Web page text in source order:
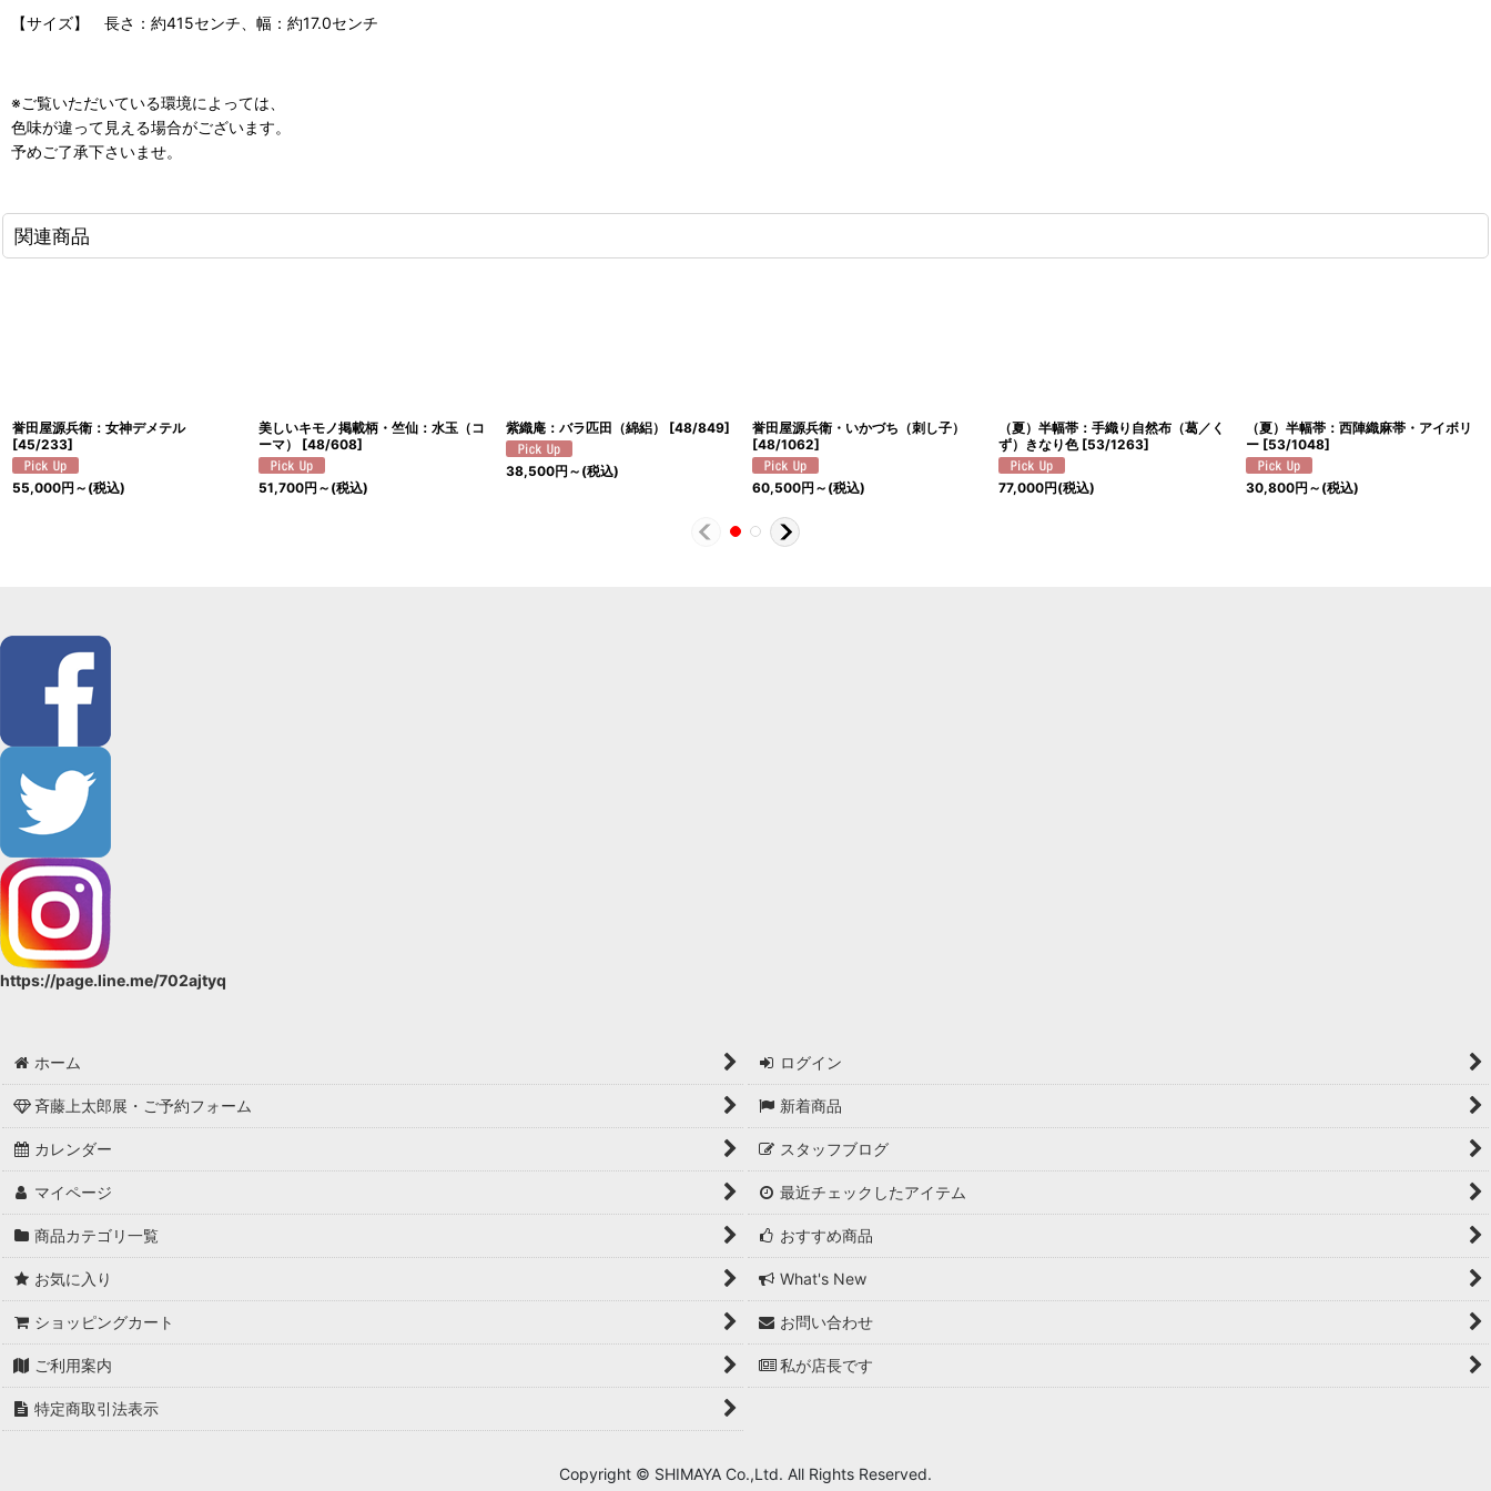
【サイズ】 長さ：約415センチ、幅：約17.0センチ
※ご覧いただいている環境によっては、
色味が違って見える場合がございます。
予めご了承下さいませ。
関連商品
誉田屋源兵衛：女神デメテル
[45/233]
55,000円 ～ (税込)
美しいキモノ掲載柄・竺仙：水玉（コ
ーマ）
[48/608]
51,700円 ～ (税込)
紫織庵：バラ匹田（綿絽） [48/849]
38,500円 ～ (税込)
誉田屋源兵衛・いかづち（刺し子）
[48/1062]
60,500円 ～ (税込)
（夏）半幅帯：手織り自然布（葛／く
ず）きなり色 [53/1263]
77,000円(税込)
（夏）半幅帯：西陣織麻帯・アイボリ
ー [53/1048]
30,800円 ～ (税込)
https://page.line.me/702ajtyq
ホーム ログイン
斉藤上太郎展・ご予約フォーム 新着商品
カレンダー スタッフブログ
マイページ 最近チェックしたアイテム
商品カテゴリ一覧 おすすめ商品
お気に入り What's New
ショッピングカート お問い合わせ
ご利用案内 私が店長です
特定商取引法表示
Copyright © SHIMAYA Co.,Ltd. All Rights Reserved.